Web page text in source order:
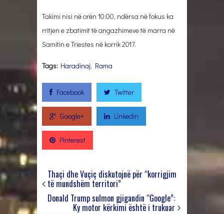
Takimi nisi në orën 10:00, ndërsa në fokus ka
rritjen e zbatimit të angazhimeve të marra në
Samitin e Triestes në korrik 2017.
Tags: Haradinaj, Rama
Facebook Twitter
Google+ Linkedin
Pinterest
Thaçi dhe Vuçiç diskutojnë për “korrigjim
të mundshëm territori”
Donald Trump sulmon gjigandin “Google”:
Ky motor kërkimi është i trukuar